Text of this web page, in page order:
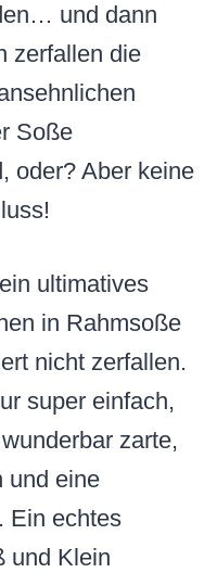
und dann
zerfallen die
Soße
oder? Aber keine
ultimatives
in Rahmsoße
nicht zerfallen.
super einfach,
zarte,
und eine
Ein echtes
und Klein